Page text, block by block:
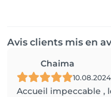
Avis clients mis en
Chaima
10.08.2024
Accueil impeccable ,